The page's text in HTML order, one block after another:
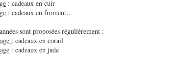
: cadeaux en cuir
: cadeaux en froment…
sont proposées régulièrement :
: cadeaux en corail
: cadeaux en jade